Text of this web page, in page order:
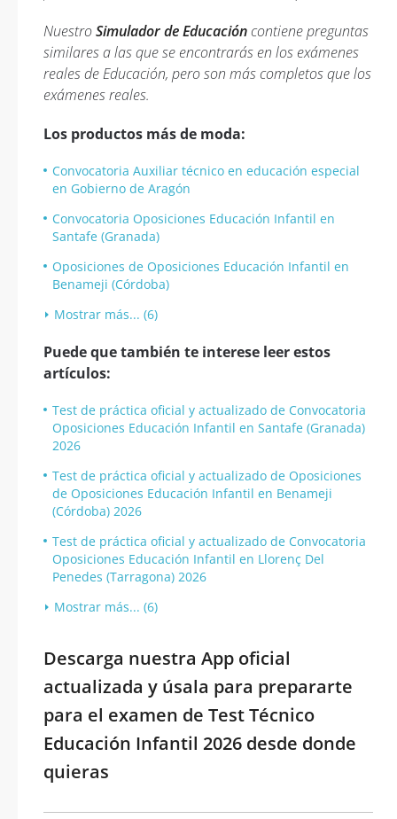
NuestroSimulador de Educacióncontiene preguntas
similares a las que se encontrarás en los exámenes
reales de Educación, pero son más completos que los
exámenes reales.
Los productos más de moda:
Convocatoria Auxiliar técnico en educación especial
en Gobierno de Aragón
Convocatoria Oposiciones Educación Infantil en
Santafe (Granada)
Oposiciones de Oposiciones Educación Infantil en
Benameji (Córdoba)
Mostrar más... (6)
Puede que también te interese leer estos
artículos:
Test de práctica oficial y actualizado de Convocatoria
Oposiciones Educación Infantil en Santafe (Granada)
2026
Test de práctica oficial y actualizado de Oposiciones
de Oposiciones Educación Infantil en Benameji
(Córdoba) 2026
Test de práctica oficial y actualizado de Convocatoria
Oposiciones Educación Infantil en Llorenç Del
Penedes (Tarragona) 2026
Mostrar más... (6)
Descarga nuestra App oficial
actualizada y úsala para prepararte
para el examen de Test Técnico
Educación Infantil 2026 desde donde
quieras